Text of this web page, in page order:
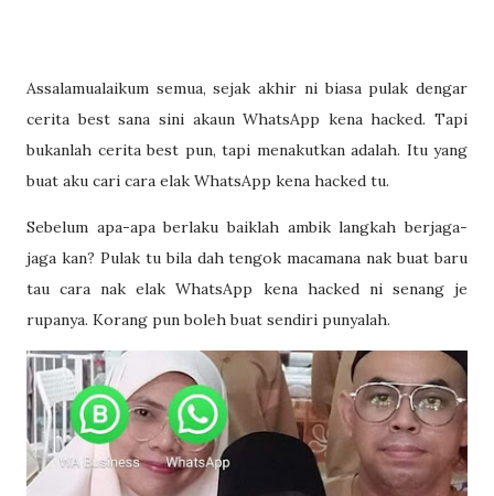
Assalamualaikum semua, sejak akhir ni biasa pulak dengar
cerita best sana sini akaun WhatsApp kena hacked. Tapi
bukanlah cerita best pun, tapi menakutkan adalah. Itu yang
buat aku cari cara elak WhatsApp kena hacked tu.
Sebelum apa-apa berlaku baiklah ambik langkah berjaga-
jaga kan? Pulak tu bila dah tengok macamana nak buat baru
tau cara nak elak WhatsApp kena hacked ni senang je
rupanya. Korang pun boleh buat sendiri punyalah.